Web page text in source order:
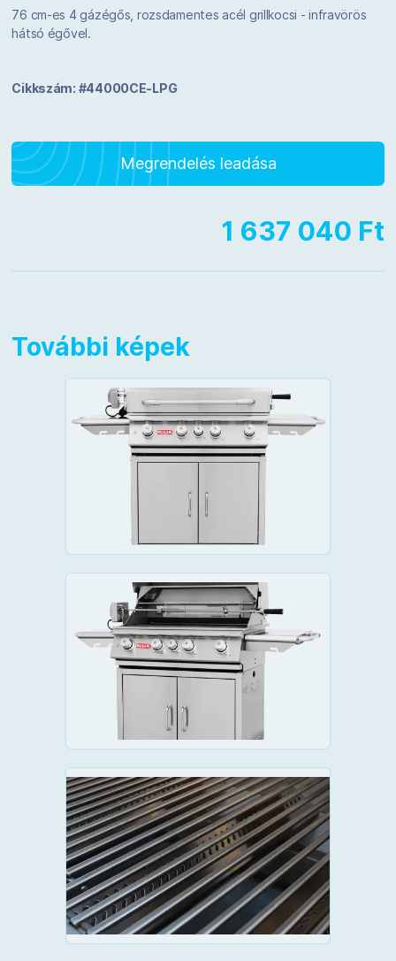
76 cm-es 4 gázégős, rozsdamentes acél grillkocsi - infravörös
hátsó égővel.
Cikkszám: #44000CE-LPG
Megrendelés leadása
1 637 040 Ft
További képek